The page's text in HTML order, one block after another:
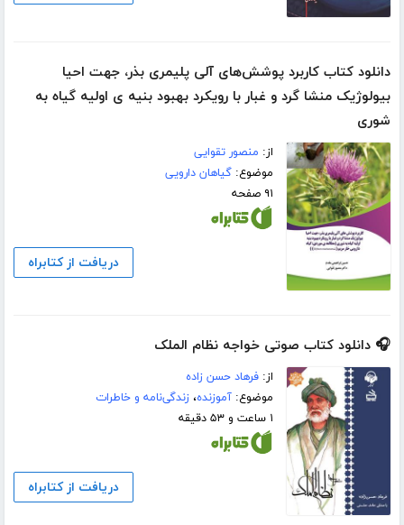
دانلود کتاب کاربرد پوشش‌های آلی پلیمری بذر، جهت احیا
بیولوژیک منشا گرد و غبار با رویکرد بهبود بنیه ی اولیه گیاه به
شوری
از: منصور تقوایی
موضوع:گیاهان دارویی
۹۱ صفحه
دریافت از کتابراه
🎧 دانلود کتاب صوتی خواجه نظام الملک
از:فرهاد حسن زاده
موضوع:آموزنده،زندگی‌نامه و خاطرات
۱ ساعت و ۵۳ دقیقه
دریافت از کتابراه